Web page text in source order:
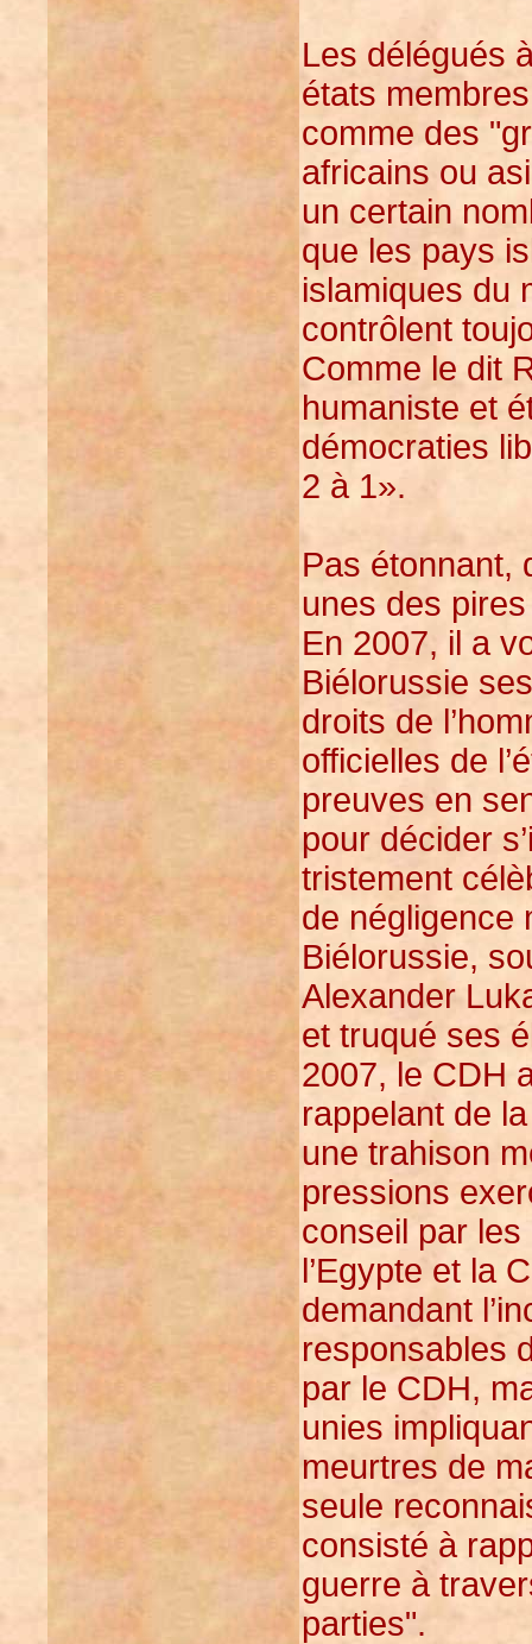
Les délégués
états
comme des
africains ou
un certain
que les pays
islamiques du
contrôlent
Comme le dit
humaniste et
démocraties
2 à 1».
Pas étonnant,
unes des
En 2007, il a
Biélorussie
droits de
officielles de
preuves en
pour décider
tristement
de négligence
Biélorussie,
Alexander
et truqué ses
2007, le CDH
rappelant de
une trahison
pressions
conseil par
l’Egypte et la
demandant
responsables
par le CDH,
unies
meurtres de
seule
consisté à
guerre à
parties".